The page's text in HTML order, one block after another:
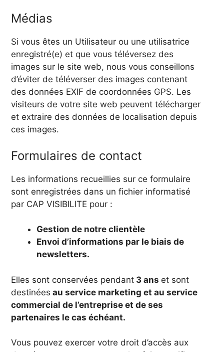
Médias
Si vous êtes un Utilisateur ou une utilisatrice
enregistré(e) et que vous téléversez des
images sur le site web, nous vous conseillons
d’éviter de téléverser des images contenant
des données EXIF de coordonnées GPS. Les
visiteurs de votre site web peuvent télécharger
et extraire des données de localisation depuis
ces images.
Formulaires de contact
Les informations recueillies sur ce formulaire
sont enregistrées dans un fichier informatisé
par CAP VISIBILITE pour :
Gestion de notre clientèle
Envoi d’informations par le biais de
newsletters.
Elles sont conservées pendant 3 ans et sont
destinées au service marketing et au service
commercial de l’entreprise et de ses
partenaires le cas échéant.
Vous pouvez exercer votre droit d’accès aux